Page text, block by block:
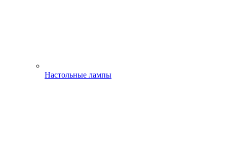
Настольные лампы